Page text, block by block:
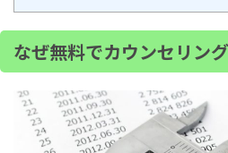
なぜ無料でカウンセリン